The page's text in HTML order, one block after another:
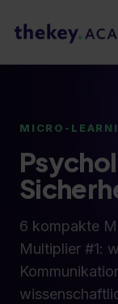
MICRO-
6 kompakte
Multiplier #1: